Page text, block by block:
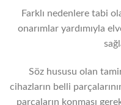
Farklı nedenlere tabi
onarımlar yardımıyla
Söz hususu olan
cihazların belli
parçaların konması